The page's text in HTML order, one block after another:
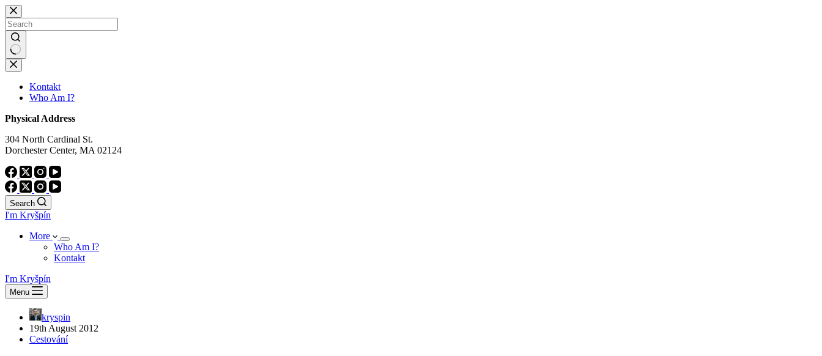
Skip
to
content
No
results
Kontakt
Who Am I?
Physical Address
304 North Cardinal St.
Dorchester Center, MA 02124
Search
I'm Kryšpín
More
Who Am I?
Kontakt
I'm Kryšpín
Menu
kryspin
19th August 2012
Cestování